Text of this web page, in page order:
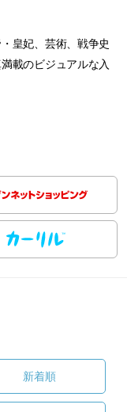
皇妃、芸術、戦争史
載のビジュアルな入
新着順